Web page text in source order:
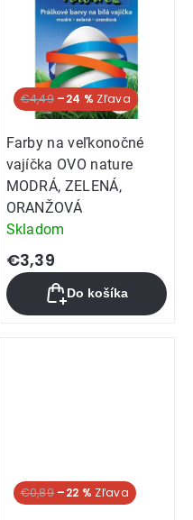
€4,49 –24 %
Farby na veľkonočné
vajíčka OVO nature
MODRÁ, ZELENÁ,
ORANŽOVÁ
Skladom
€3,39
Do košíka
€0,89 –22 %